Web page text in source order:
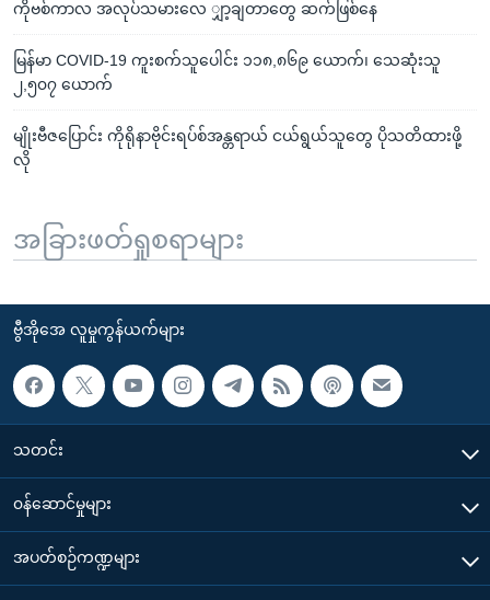
ကိုဗစ်ကာလ အလုပ်သမားလေ ျှာ့ချတာတွေ ဆက်ဖြစ်နေ
မြန်မာ COVID-19 ကူးစက်သူပေါင်း ၁၁၈,၈၆၉ ယောက်၊ သေဆုံးသူ
၂,၅၀၇ ယောက်
မျိုးဗီဇပြောင်း ကိုရိုနာဗိုင်းရပ်စ်အန္တရာယ် ငယ်ရွယ်သူတွေ ပိုသတိထားဖို့
လို
အခြားဖတ်ရှုစရာများ
ဗွီအိုအေ လူမှုကွန်ယက်များ
သတင်း
၀န်ဆောင်မှုများ
အပတ်စဉ်ကဏ္ဍများ